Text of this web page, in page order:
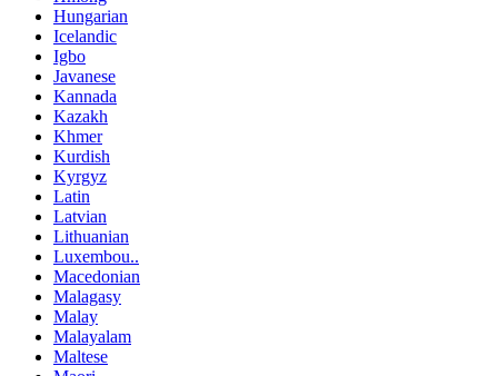
Hungarian
Icelandic
Igbo
Javanese
Kannada
Kazakh
Khmer
Kurdish
Kyrgyz
Latin
Latvian
Lithuanian
Luxembou..
Macedonian
Malagasy
Malay
Malayalam
Maltese